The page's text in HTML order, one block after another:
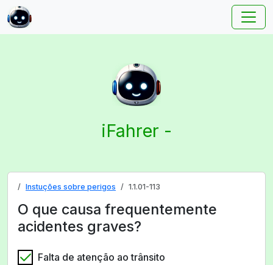
iFahrer -
Instuções sobre perigos 1.1.01-113
O que causa frequentemente
acidentes graves?
Falta de atenção ao trânsito